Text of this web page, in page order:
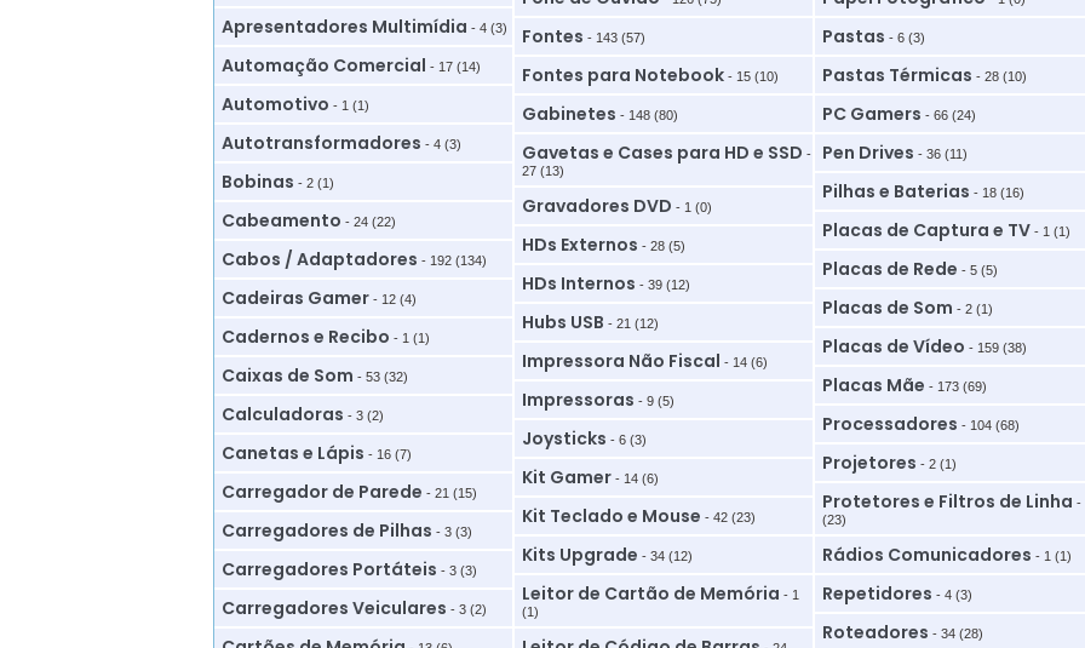
Apresentadores Multimídia - 4 (3)
Automação Comercial - 17 (14)
Automotivo - 1 (1)
Autotransformadores - 4 (3)
Bobinas - 2 (1)
Cabeamento - 24 (22)
Cabos / Adaptadores - 192 (134)
Cadeiras Gamer- 12 (4)
Cadernos e Recibo - 1 (1)
Caixas de Som - 53 (32)
Calculadoras - 3 (2)
Canetas e Lápis - 16 (7)
Carregador de Parede - 21 (15)
Carregadores de Pilhas - 3 (3)
Carregadores Portáteis - 3 (3)
Carregadores Veiculares - 3 (2)
Fontes - 143 (57)
Fontes para Notebook- 15 (10)
Gabinetes - 148 (80)
Gavetas e Cases para HD e SSD -
27 (13)
Gravadores DVD - 1 (0)
HDs Externos - 28 (5)
HDs Internos - 39 (12)
Hubs USB - 21 (12)
Impressora Não Fiscal - 14 (6)
Impressoras - 9 (5)
Joysticks - 6 (3)
Kit Gamer- 14 (6)
Kit Teclado e Mouse - 42 (23)
Kits Upgrade - 34 (12)
Leitor de Cartão de Memória - 1
(1)
Pastas - 6 (3)
Pastas Térmicas - 28 (10)
PC Gamers - 66 (24)
Pen Drives - 36 (11)
Pilhas e Baterias - 18 (16)
Placas de Captura e TV- 1 (1)
Placas de Rede - 5 (5)
Placas de Som - 2 (1)
Placas de Vídeo - 159 (38)
Placas Mãe - 173 (69)
Processadores - 104 (68)
Projetores - 2 (1)
Protetores e Filtros de Linha -
(23)
Rádios Comunicadores - 1 (1)
Repetidores - 4 (3)
Roteadores - 34 (28)